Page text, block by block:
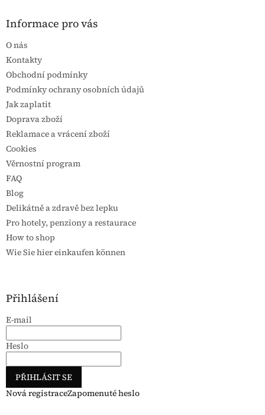
Informace pro vás
O nás
Kontakty
Obchodní podmínky
Podmínky ochrany osobních údajů
Jak zaplatit
Doprava zboží
Reklamace a vrácení zboží
Cookies
Věrnostní program
FAQ
Blog
Delikátně a zdravě bez lepku
Pro hotely, penziony a restaurace
How to shop
Wie Sie hier einkaufen können
Přihlášení
E-mail
Heslo
PŘIHLÁSIT SE
Nová registraceZapomenuté heslo